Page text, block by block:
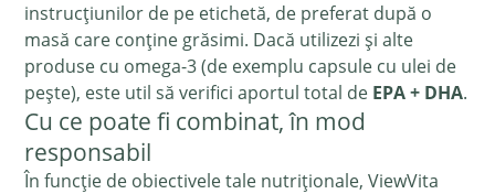
instrucțiunilor de pe etichetă, de preferat după o
masă care conține grăsimi. Dacă utilizezi și alte
produse cu omega-3 (de exemplu capsule cu ulei de
pește), este util să verifici aportul total de EPA + DHA.
Cu ce poate fi combinat, în mod
responsabil
În funcție de obiectivele tale nutriționale, ViewVita